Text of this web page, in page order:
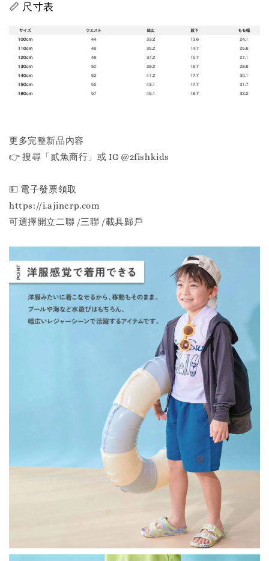
📏 尺寸表
更多完整新品內容
👉 搜尋「貳魚商行」或 IG @2fishkids
💵 電子發票領取
https://i.ajinerp.com
可選擇開立二聯 /三聯 /載具歸戶